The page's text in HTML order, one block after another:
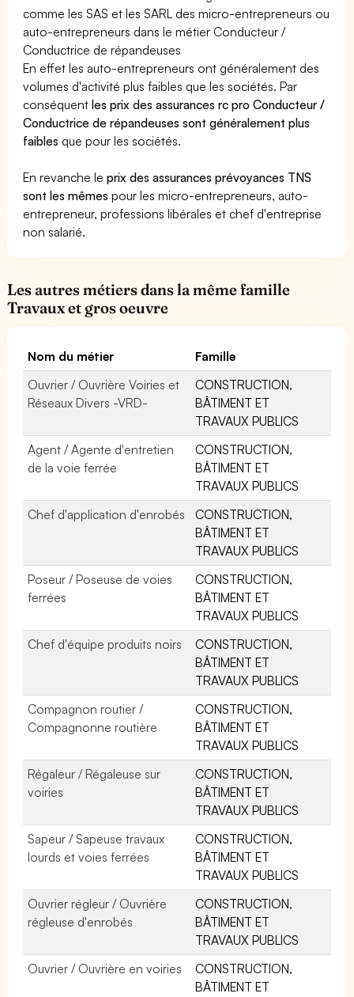
comme les SAS et les SARL des micro-entrepreneurs ou
auto-entrepreneurs dans le métier Conducteur /
Conductrice de répandeuses
En effet les auto-entrepreneurs ont généralement des
volumes d'activité plus faibles que les sociétés. Par
conséquentles prix des assurances rc pro Conducteur /
Conductrice de répandeuses sont généralement plus
faibles que pour les sociétés.
En revanche leprix des assurances prévoyances TNS
sont les mêmes pour les micro-entrepreneurs, auto-
entrepreneur, professions libérales et chef d'entreprise
non salarié.
Les autres métiers dans la même famille
Travaux et gros oeuvre
Nom du métier
Famille
Ouvrier / Ouvrière Voiries et
Réseaux Divers -VRD-
CONSTRUCTION,
BÂTIMENT ET
TRAVAUX PUBLICS
Agent / Agente d'entretien
de la voie ferrée
CONSTRUCTION,
BÂTIMENT ET
TRAVAUX PUBLICS
Chef d'application d'enrobés
CONSTRUCTION,
BÂTIMENT ET
TRAVAUX PUBLICS
Poseur / Poseuse de voies
ferrées
CONSTRUCTION,
BÂTIMENT ET
TRAVAUX PUBLICS
Chef d'équipe produits noirs
CONSTRUCTION,
BÂTIMENT ET
TRAVAUX PUBLICS
Compagnon routier /
Compagnonne routière
CONSTRUCTION,
BÂTIMENT ET
TRAVAUX PUBLICS
Régaleur / Régaleuse sur
voiries
CONSTRUCTION,
BÂTIMENT ET
TRAVAUX PUBLICS
Sapeur / Sapeuse travaux
lourds et voies ferrées
CONSTRUCTION,
BÂTIMENT ET
TRAVAUX PUBLICS
Ouvrier régleur / Ouvrière
régleuse d'enrobés
CONSTRUCTION,
BÂTIMENT ET
TRAVAUX PUBLICS
Ouvrier / Ouvrière en voiries
CONSTRUCTION,
BÂTIMENT ET